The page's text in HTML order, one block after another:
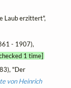
Laub erzittert",
- 1907),
1 time]
"Der
von Heinrich